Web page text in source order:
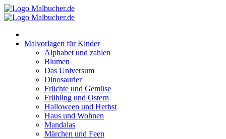
Zum
Inhalt
Malvorlagen für Kinder
Alphabet und zahlen
Blumen
Das Universum
Dinosaurier
Früchte und Gemüse
Frühling und Ostern
Halloween und Herbst
Haus und Wohnen
Mandalas
Märchen und Feen